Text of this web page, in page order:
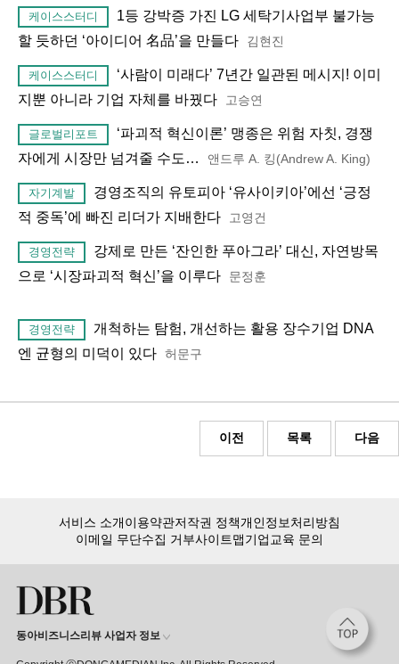
케이스스터디
1등 강박증 가진 LG 세탁기사업부 불가능
할 듯하던 ‘아이디어 名品’을 만들다
김현진
케이스스터디
‘사람이 미래다’ 7년간 일관된 메시지! 이미
지뿐 아니라 기업 자체를 바꿨다
고승연
글로벌리포트
‘파괴적 혁신이론’ 맹종은 위험 자칫, 경쟁
자에게 시장만 넘겨줄 수도…
앤드루 A. 킹(Andrew A. King)
자기계발
경영조직의 유토피아 ‘유사이키아’에선 ‘긍정
적 중독’에 빠진 리더가 지배한다
고영건
경영전략
강제로 만든 ‘잔인한 푸아그라’ 대신, 자연방목
으로 ‘시장파괴적 혁신’을 이루다
문정훈
경영전략
개척하는 탐험, 개선하는 활용 장수기업 DNA
엔 균형의 미덕이 있다 허문구
이전 목록 다음
서비스 소개이용약관저작권 정책개인정보처리방침
이메일 무단수집 거부사이트맵기업교육 문의
동아비즈니스리뷰 사업자 정보